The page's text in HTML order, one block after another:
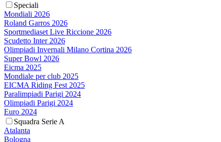
Speciali
Mondiali 2026
Roland Garros 2026
Sportmediaset Live Riccione 2026
Scudetto Inter 2026
Olimpiadi Invernali Milano Cortina 2026
Super Bowl 2026
Eicma 2025
Mondiale per club 2025
EICMA Riding Fest 2025
Paralimpiadi Parigi 2024
Olimpiadi Parigi 2024
Euro 2024
Squadra Serie A
Atalanta
Bologna